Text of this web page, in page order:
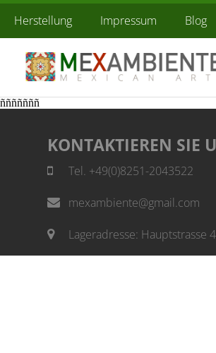
Herstellung Impressum Blog
ñññññññ
KONTAKTIEREN SIE
Tel. +49(0)8251-2043522
mexambiente@gmail.com
Lageradresse: Hauptstrasse